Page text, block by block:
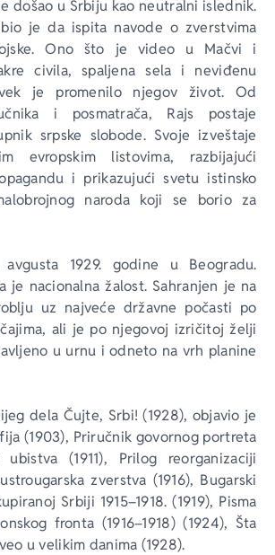
došao u Srbiju kao neutralni islednik.
je da ispita navode o zverstvima
Ono što je video u Mačvi i
civila, spaljena sela i neviđenu
je promenilo njegov život. Od
i posmatrača, Rajs postaje
srpske slobode. Svoje izveštaje
evropskim listovima, razbijajući
i prikazujući svetu istinsko
naroda koji se borio za
1929. godine u Beogradu.
je nacionalna žalost. Sahranjen je na
uz najveće državne počasti po
ali je po njegovoj izričitoj želji
u urnu i odneto na vrh planine
dela Čujte, Srbi! (1928), objavio je
(1903), Priručnik govornog portreta
(1911), Prilog reorganizaciji
zverstva (1916), Bugarski
Srbiji 1915–1918. (1919), Pisma
fronta (1916–1918) (1924), Šta
u velikim danima (1928).
psihologija
Jam